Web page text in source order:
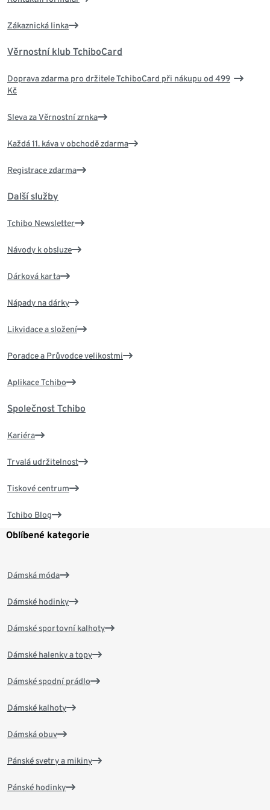
Zákaznická linka
Věrnostní klub TchiboCard
Doprava zdarma pro držitele TchiboCard při nákupu od 499
Kč
Sleva za Věrnostní zrnka
Každá 11. káva v obchodě zdarma
Registrace zdarma
Další služby
Tchibo Newsletter
Návody k obsluze
Dárková karta
Nápady na dárky
Likvidace a složení
Poradce a Průvodce velikostmi
Aplikace Tchibo
Společnost Tchibo
Kariéra
Trvalá udržitelnost
Tiskové centrum
Tchibo Blog
Oblíbené kategorie
Dámská móda
Dámské hodinky
Dámské sportovní kalhoty
Dámské halenky a topy
Dámské spodní prádlo
Dámské kalhoty
Dámská obuv
Pánské svetry a mikiny
Pánské hodinky